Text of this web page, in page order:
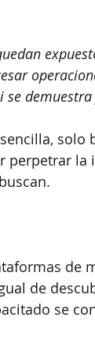
solo
perpetrar
de
de
se